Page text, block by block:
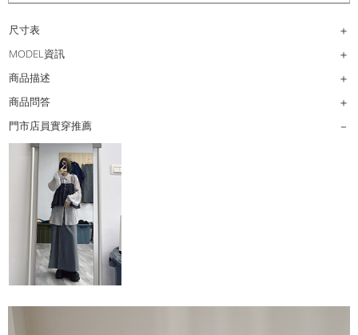
尺寸表
MODEL資訊
商品描述
商品問答
門市店員實穿推薦